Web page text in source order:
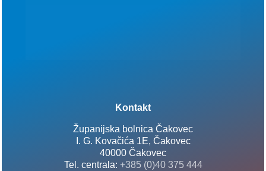
Kontakt
Županijska bolnica Čakovec
I. G. Kovačića 1E, Čakovec
40000 Čakovec
Tel. centrala: +385 (0)40 375 444